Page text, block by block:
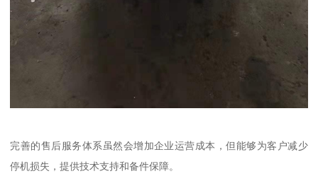
完善的售后服务体系虽然会增加企业运营成本，但能够为客户减少
停机损失，提供技术支持和备件保障。